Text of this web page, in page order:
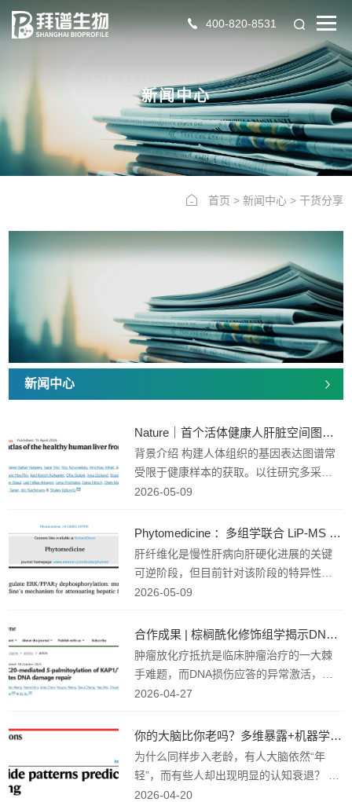
400-820-8531
NEWS CENTER
新闻中心
首页 > 新闻中心> 干货分享
新闻中心
Nature｜首个活体健康人肝脏空间图谱：揭示人鼠核心差异...
背景介绍 构建人体组织的基因表达图谱常
受限于健康样本的获取。以往研究多采用
脑死亡捐献者或病理切除组织旁的"邻近正
或疾病微环境干扰等问题。 2026年4月，
国际顶级期刊《Nature》发表了题为“A sp
atial atlas of the healthy human liver from
2026-05-09
Phytomedicine ：多组学联合 LiP-MS 揭示 DC 缓解肝纤维...
肝纤维化是慢性肝病向肝硬化进展的关键
可逆阶段，但目前针对该阶段的特异性治
疗靶点仍然有限。来源于传统保肝药材 Cor
hydrocavidine（DC） 已被报道具有抗急
性肝损伤和抗肝纤维化作用，但其具体作
用靶点和分子机制仍不明确。 沈阳药科大
2026-05-09
合作成果 | 棕榈酰化修饰组学揭示DNA修复新机制
肿瘤放化疗抵抗是临床肿瘤治疗的一大棘
手难题，而DNA损伤应答的异常激活，正
是肿瘤细胞逃脱放化疗杀伤、导致治疗失
翻译后修饰，棕榈酰化在DNA损伤应答中
的具体调控机制，此前一直未被完全阐
明。 近日，重庆大学附属肿瘤医院徐波团
2026-04-27
你的大脑比你老吗？多维暴露+机器学习，精准解码“脑龄”差...
为什么同样步入老龄，有人大脑依然“年
轻”，而有些人却出现明显的认知衰退？ 这
种差异，可能不仅仅取决于年龄或基因，
2026-04-20